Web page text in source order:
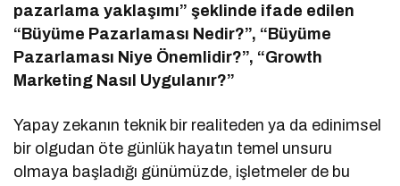
pazarlama yaklaşımı” şeklinde ifade edilen
“Büyüme Pazarlaması Nedir?”, “Büyüme
Pazarlaması Niye Önemlidir?”, “Growth
Marketing Nasıl Uygulanır?”
Yapay zekanın teknik bir realiteden ya da edinimsel
bir olgudan öte günlük hayatın temel unsuru
olmaya başladığı günümüzde, işletmeler de bu